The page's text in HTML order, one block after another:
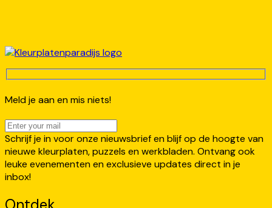
Meld je aan en mis niets!
Schrijf je in voor onze nieuwsbrief en blijf op de hoogte van
nieuwe kleurplaten, puzzels en werkbladen. Ontvang ook
leuke evenementen en exclusieve updates direct in je
inbox!